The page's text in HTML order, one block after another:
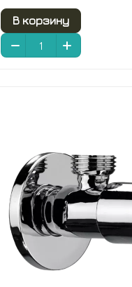
В корзину